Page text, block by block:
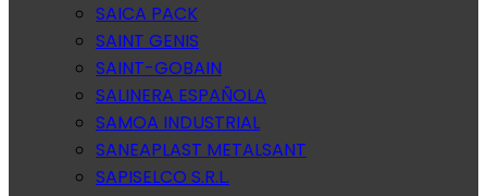
SAICA PACK
SAINT GENIS
SAINT-GOBAIN
SALINERA ESPAÑOLA
SAMOA INDUSTRIAL
SANEAPLAST METALSANT
SAPISELCO S.R.L.